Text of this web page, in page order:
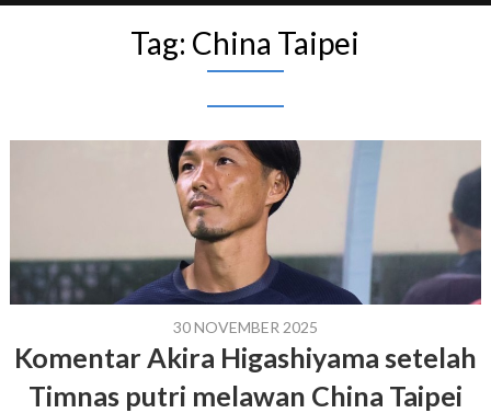
Tag: China Taipei
30 NOVEMBER 2025
Komentar Akira Higashiyama setelah
Timnas putri melawan China Taipei